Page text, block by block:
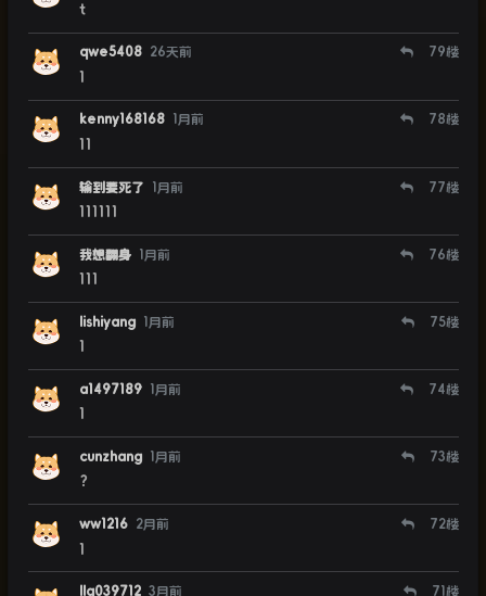
t
qwe5408 26天前 79楼
1
kenny168168 1月前 78楼
11
输到要死了 1月前 77楼
111111
我想翻身 1月前 76楼
111
lishiyang 1月前 75楼
1
a1497189 1月前 74楼
1
cunzhang 1月前 73楼
？
ww1216 2月前 72楼
1
llq039712 3月前 71 楼